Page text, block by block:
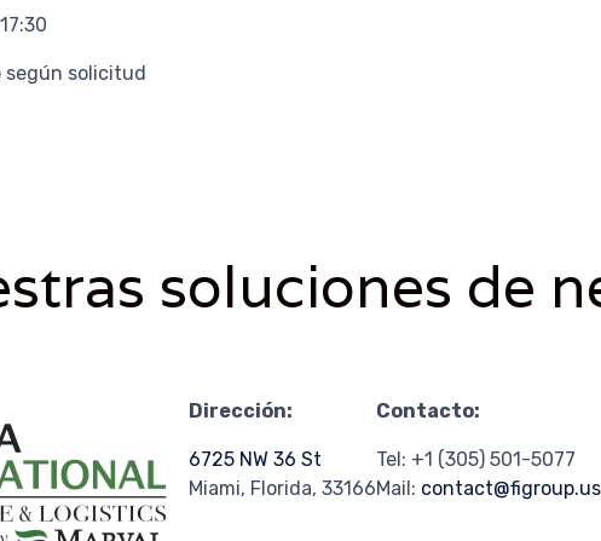
según solicitud
soluciones de
Dirección:
6725 NW 36 St
Miami, Florida, 33166
Contacto:
Tel: +1 (305) 501-5077
Mail: contact@figroup.us